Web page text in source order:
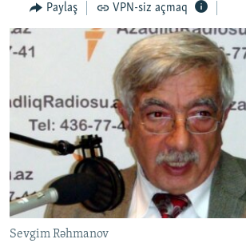
ARAŞDIRMA
MULTIMEDIA
FOTOQALEREYA
İNFOQRAFIKA
KARIKATURA
RADIO ARXIV
OXU ZALI
AZƏRBAYCAN ƏDƏBIYYATI KITABXANASI
İSLAM VƏ DEMOKRATIYA
İZ - MƏDƏNIYYƏT PROQRAMI
HAQQIMIZDA
MISSIYAMIZ
PEŞƏ ETIKASI VƏ JURNALISTIKA STANDARTLARIMIZ
MATERIALLARIMIZDAN ISTIFADƏ
AZADLIQRADIOSU MOBIL TELEFONUNUZDA
BIZIMLƏ ƏLAQƏ
BIZI IZLƏ
RFE/RL-in bütün saytları
Paylaş VPN-siz açmaq
Sevgim Rəhmanov